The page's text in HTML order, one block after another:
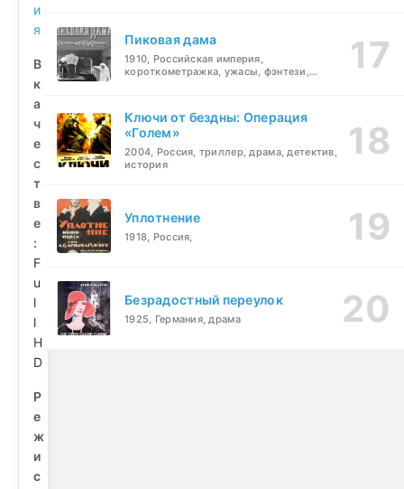
и
я
В
к
а
ч
е
с
т
в
е
:
F
u
l
l
H
D
Р
е
ж
и
с
Пиковая дама
1910, Российская империя,
короткометражка, ужасы, фэнтези,
Ключи от бездны: Операция
«Голем»
2004, Россия, триллер, драма, детектив,
история
Уплотнение
1918, Россия,
Безрадостный переулок
1925, Германия, драма